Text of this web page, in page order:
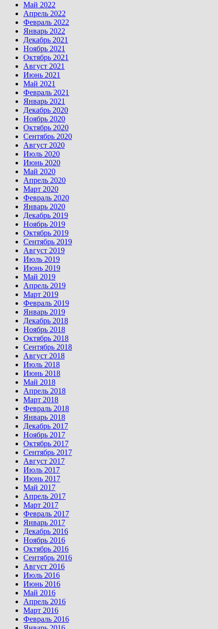
Май 2022
Апрель 2022
Февраль 2022
Январь 2022
Декабрь 2021
Ноябрь 2021
Октябрь 2021
Август 2021
Июнь 2021
Май 2021
Февраль 2021
Январь 2021
Декабрь 2020
Ноябрь 2020
Октябрь 2020
Сентябрь 2020
Август 2020
Июль 2020
Июнь 2020
Май 2020
Апрель 2020
Март 2020
Февраль 2020
Январь 2020
Декабрь 2019
Ноябрь 2019
Октябрь 2019
Сентябрь 2019
Август 2019
Июль 2019
Июнь 2019
Май 2019
Апрель 2019
Март 2019
Февраль 2019
Январь 2019
Декабрь 2018
Ноябрь 2018
Октябрь 2018
Сентябрь 2018
Август 2018
Июль 2018
Июнь 2018
Май 2018
Апрель 2018
Март 2018
Февраль 2018
Январь 2018
Декабрь 2017
Ноябрь 2017
Октябрь 2017
Сентябрь 2017
Август 2017
Июль 2017
Июнь 2017
Май 2017
Апрель 2017
Март 2017
Февраль 2017
Январь 2017
Декабрь 2016
Ноябрь 2016
Октябрь 2016
Сентябрь 2016
Август 2016
Июль 2016
Июнь 2016
Май 2016
Апрель 2016
Март 2016
Февраль 2016